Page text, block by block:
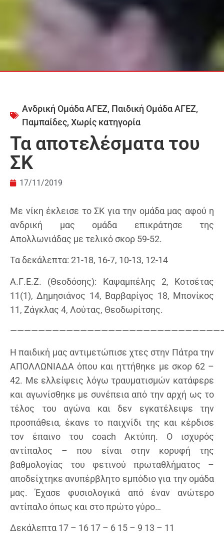
Ανδρική Ομάδα ΑΓΕΖ, Παιδική Ομάδα ΑΓΕΖ,
Παμπαίδες, Χωρίς κατηγορία
Τα αποτελέσματα του
ΣΚ
17/11/2019
Με νίκη έκλεισε το ΣΚ για την ομάδα μας αφού η
ανδρική μας ομάδα επικράτησε της
Απολλωνιάδας με τελικό σκορ 59-52.
Τα δεκάλεπτα: 21-18, 16-7, 10-13, 12-14
Α.Γ.Ε.Ζ. (Θεοδόσης): Καψαμπέλης 2, Κοτσέτας
11(1), Δημησιάνος 14, Βαρβαρίγος 18, Μπονίκος
11, Ζάγκλας 4, Λούτας, Θεοδωρίτσης.
Η παιδική μας αντιμετώπισε χτες στην Πάτρα την
ΑΠΟΛΛΩΝΙΑΔΑ όπου και ηττήθηκε με σκορ 62 –
42. Με ελλείψεις λόγω τραυματισμών κατάφερε
και αγωνίσθηκε με συνέπεια από την αρχή ως το
τέλος του αγώνα και δεν εγκατέλειψε την
προσπάθεια, έκανε το παιχνίδι της και κέρδισε
τον έπαινο του coach Ακτύπη. Ο ισχυρός
αντίπαλος – που είναι στην κορυφή της
βαθμολογίας του φετινού πρωταθλήματος –
αποδείχτηκε ανυπέρβλητο εμπόδιο για την ομάδα
μας. Έχασε φυσιολογικά από έναν ανώτερο
αντίπαλο όπως και στο πρώτο γύρο…
Δεκάλεπτα 17 – 16 17 – 6 15 – 9 13 – 11